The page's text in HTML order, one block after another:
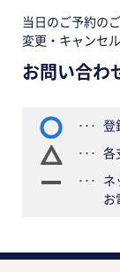
当日のご予約の
変更・キャンセ
お問い合わ
登
各
ネ
お